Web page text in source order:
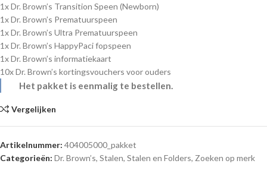
1x Dr. Brown’s Transition Speen (Newborn)
1x Dr. Brown’s Prematuurspeen
1x Dr. Brown’s Ultra Prematuurspeen
1x Dr. Brown’s HappyPaci fopspeen
1x Dr. Brown’s informatiekaart
10x Dr. Brown’s kortingsvouchers voor ouders
Het pakket is eenmalig te bestellen.
Vergelijken
Artikelnummer: 404005000_pakket
Categorieën: Dr. Brown’s, Stalen, Stalen en Folders, Zoeken op merk